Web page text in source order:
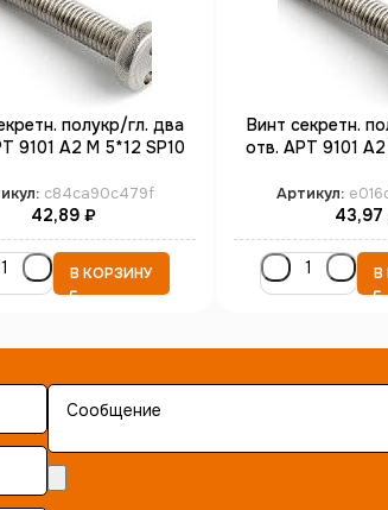
полукр/гл. два
9101 А2 M 5*12 SP10
c84ca90c479f
42,89 ₽
В КОРЗИНУ
Винт секретн.
отв. АРТ 9101 А2
Артикул:
43,97
В